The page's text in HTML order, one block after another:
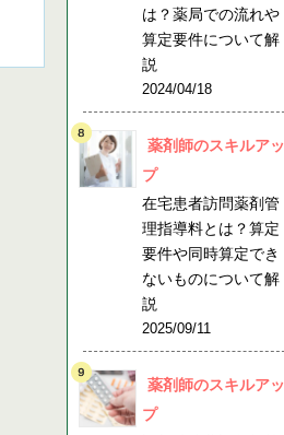
は？薬局での流れや
算定要件について解
説
2024/04/18
薬剤師のスキルアッ
プ
在宅患者訪問薬剤管
理指導料とは？算定
要件や同時算定でき
ないものについて解
説
2025/09/11
薬剤師のスキルアッ
プ